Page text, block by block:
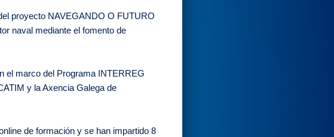
proyecto NAVEGANDO O FUTURO
naval mediante el fomento de
el marco del Programa INTERREG
y la Axencia Galega de
de formación y se han impartido 8